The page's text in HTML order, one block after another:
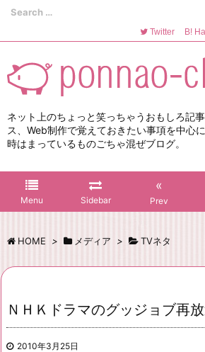
ネット上のちょっと笑っちゃうおもしろ記
ス、Web制作で覚えておきたい事項を中心
時はまっているものごちゃ混ぜブログ。
Menu Sidebar
«
Prev
Twitter B!
HOME > メディア > TVネタ
ＮＨＫドラマのグッジョブ再
2010年3月25日